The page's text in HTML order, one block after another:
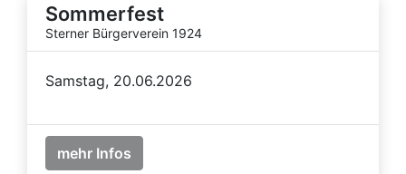
Sommerfest
Sterner Bürgerverein 1924
Samstag, 20.06.2026
mehr Infos